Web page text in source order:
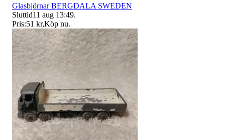
Glasbjörnar BERGDALA SWEDEN
Sluttid11 aug 13:49.
Pris:51 kr,Köp nu.